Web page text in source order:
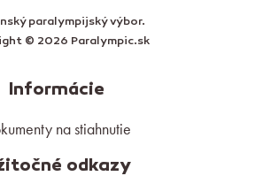
paralympijský výbor.
© 2026 Paralympic.sk
Informácie
na stiahnutie
odkazy